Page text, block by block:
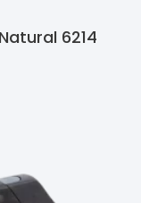
6214